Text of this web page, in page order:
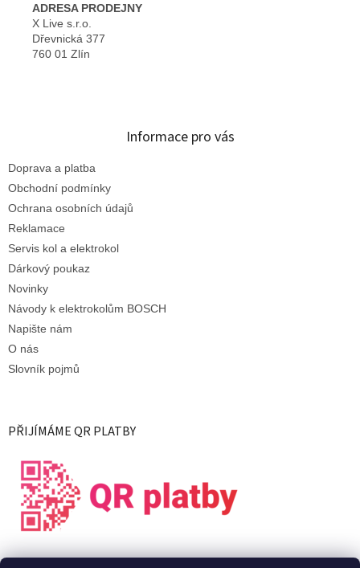
ADRESA PRODEJNY
X Live s.r.o.
Dřevnická 377
760 01 Zlín
Informace pro vás
Doprava a platba
Obchodní podmínky
Ochrana osobních údajů
Reklamace
Servis kol a elektrokol
Dárkový poukaz
Novinky
Návody k elektrokolům BOSCH
Napište nám
O nás
Slovník pojmů
PŘIJÍMÁME QR PLATBY